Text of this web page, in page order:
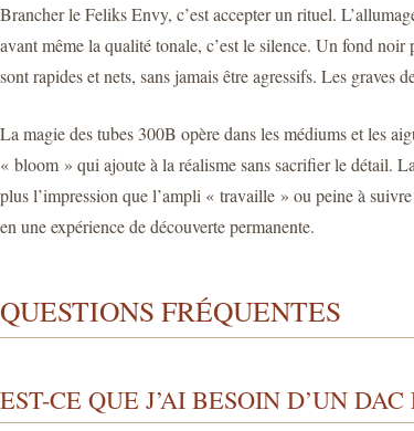
Brancher le Feliks Envy, c’est accepter un rituel.
avant même la qualité tonale, c’est le silence. Un fond
sont rapides et nets, sans jamais être agressifs. Les
La magie des tubes 300B opère dans les médiums et les
« bloom » qui ajoute à la réalisme sans sacrifier le détail.
plus l’impression que l’ampli « travaille » ou peine à
en une expérience de découverte permanente.
QUESTIONS FRÉQUENTES
EST-CE QUE J’AI BESOIN D’UN